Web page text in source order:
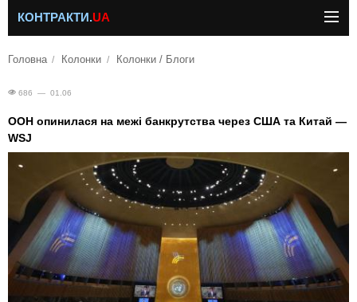
КОНТРАКТИ.UA
Головна Колонки Колонки / Блоги
686 — 01.06
ООН опинилася на межі банкрутства через США та Китай —
WSJ